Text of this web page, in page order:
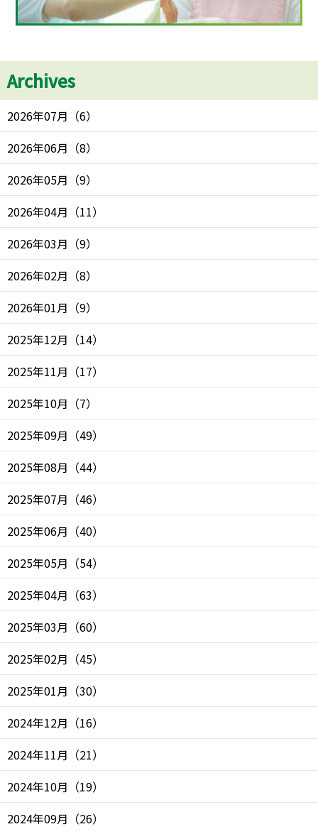
Archives
2026年07月 （6）
2026年06月 （8）
2026年05月 （9）
2026年04月 （11）
2026年03月 （9）
2026年02月 （8）
2026年01月 （9）
2025年12月 （14）
2025年11月 （17）
2025年10月 （7）
2025年09月 （49）
2025年08月 （44）
2025年07月 （46）
2025年06月 （40）
2025年05月 （54）
2025年04月 （63）
2025年03月 （60）
2025年02月 （45）
2025年01月 （30）
2024年12月 （16）
2024年11月 （21）
2024年10月 （19）
2024年09月 （26）